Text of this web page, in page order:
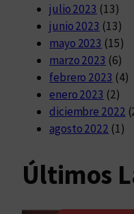
julio 2023 (13)
junio 2023 (13)
mayo 2023 (15)
marzo 2023 (6)
febrero 2023 (4)
enero 2023 (2)
diciembre 2022
agosto 2022 (1)
Últimos